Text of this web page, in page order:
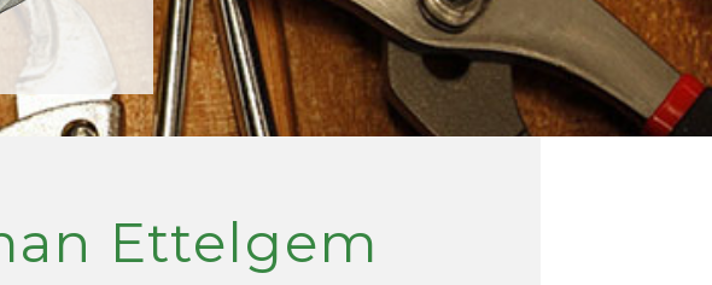
Ettelgem